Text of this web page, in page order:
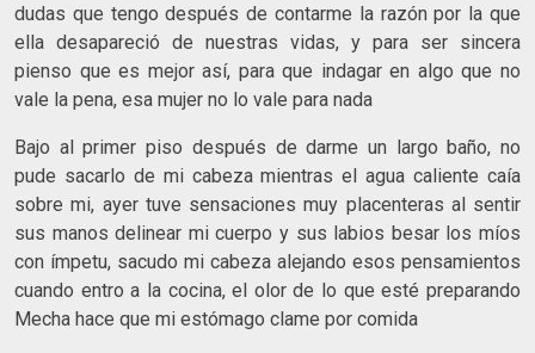
dudas que tengo después de contarme la razón por la que
ella desapareció de nuestras vidas, y para ser sincera
pienso que es mejor así, para que indagar en algo que no
vale la pena, esa mujer no lo vale para nada
Bajo al primer piso después de darme un largo baño, no
pude sacarlo de mi cabeza mientras el agua caliente caía
sobre mi, ayer tuve sensaciones muy placenteras al sentir
sus manos delinear mi cuerpo y sus labios besar los míos
con ímpetu, sacudo mi cabeza alejando esos pensamientos
cuando entro a la cocina, el olor de lo que esté preparando
Mecha hace que mi estómago clame por comida